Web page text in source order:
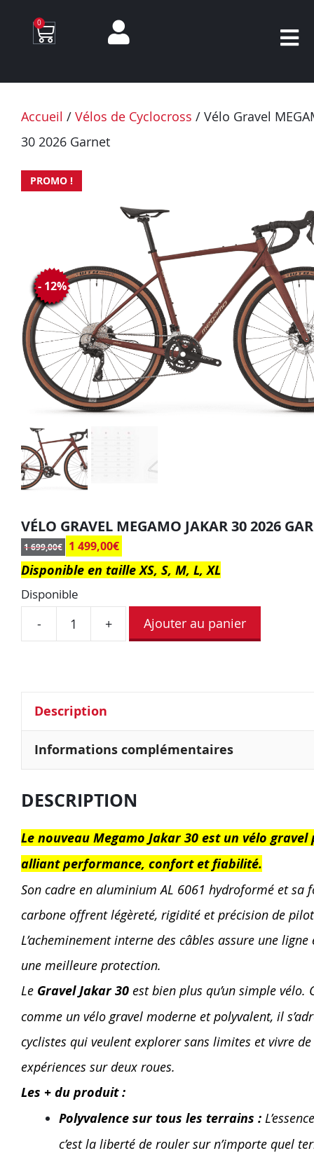
0
Accueil / Vélos de Cyclocross / Vélo Gravel
30 2026 Garnet
PROMO !
VÉLO GRAVEL MEGAMO JAKAR 30 2026
1 699,00€ 1 499,00€
- 12%
Disponible en taille XS, S, M, L, XL
Disponible
- + Ajouter au panier
Description
Informations complémentaires
DESCRIPTION
Le nouveau Megamo Jakar 30 est un vélo
alliant performance, confort et fiabilité.
Son cadre en aluminium AL 6061 hydroformé et sa
carbone offrent légèreté, rigidité et précision de
L’acheminement interne des câbles assure une ligne
une meilleure protection.
Le Gravel Jakar 30 est bien plus qu’un simple vélo.
comme un vélo gravel moderne et polyvalent, il
cyclistes qui veulent explorer sans limites et vivre
expériences sur deux roues.
Les + du produit :
Polyvalence sur tous les terrains :
c’est la liberté de rouler sur n’importe quel